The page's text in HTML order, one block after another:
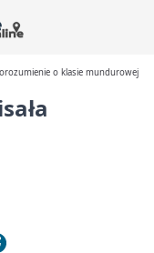
o klasie mundurowej